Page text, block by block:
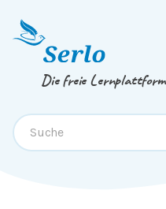
Springe zum
Die freie Lernplattform